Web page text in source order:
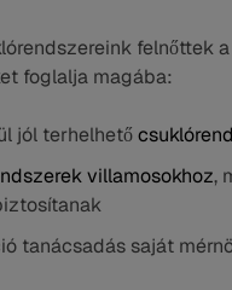
felnőttek
foglalja magába:
jól terhelhető
villamosokhoz,
tanácsadás saját